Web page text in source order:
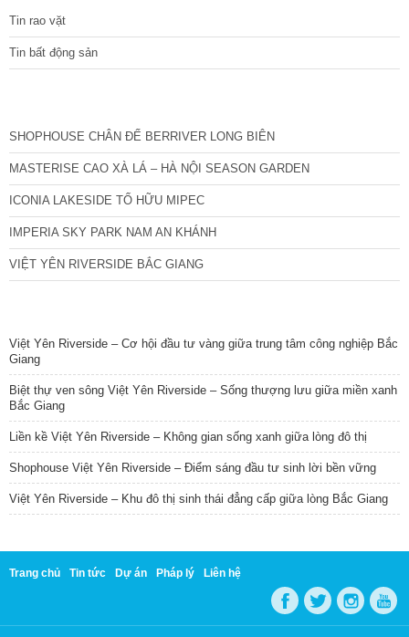
Tin rao vặt
Tin bất động sản
SHOPHOUSE CHÂN ĐẾ BERRIVER LONG BIÊN
MASTERISE CAO XÀ LÁ – HÀ NỘI SEASON GARDEN
ICONIA LAKESIDE TỐ HỮU MIPEC
IMPERIA SKY PARK NAM AN KHÁNH
VIỆT YÊN RIVERSIDE BẮC GIANG
Việt Yên Riverside – Cơ hội đầu tư vàng giữa trung tâm công nghiệp Bắc
Giang
Biệt thự ven sông Việt Yên Riverside – Sống thượng lưu giữa miền xanh
Bắc Giang
Liền kề Việt Yên Riverside – Không gian sống xanh giữa lòng đô thị
Shophouse Việt Yên Riverside – Điểm sáng đầu tư sinh lời bền vững
Việt Yên Riverside – Khu đô thị sinh thái đẳng cấp giữa lòng Bắc Giang
Trang chủ Tin tức Dự án Pháp lý Liên hệ